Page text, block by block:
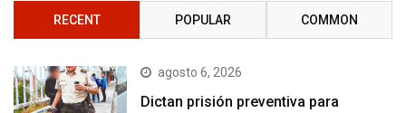
RECENT POPULAR COMMON
agosto 6, 2026
Dictan prisión preventiva para